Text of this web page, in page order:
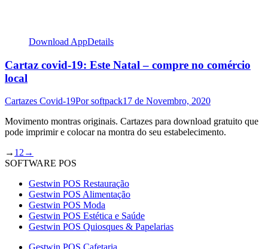
Download AppDetails
Cartaz covid-19: Este Natal – compre no comércio
local
Cartazes Covid-19Porsoftpack17 de Novembro, 2020
Movimento montras originais. Cartazes para download gratuito que
pode imprimir e colocar na montra do seu estabelecimento.
→ 1 2 →
SOFTWARE POS
Gestwin POS Restauração
Gestwin POS Alimentação
Gestwin POS Moda
Gestwin POS Estética e Saúde
Gestwin POS Quiosques & Papelarias